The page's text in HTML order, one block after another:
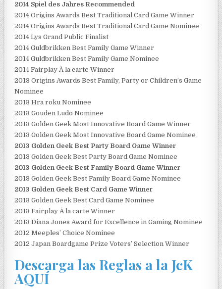
2014 Spiel des Jahres Recommended
2014 Origins Awards Best Traditional Card Game Winner
2014 Origins Awards Best Traditional Card Game Nominee
2014 Lys Grand Public Finalist
2014 Guldbrikken Best Family Game Winner
2014 Guldbrikken Best Family Game Nominee
2014 Fairplay À la carte Winner
2013 Origins Awards Best Family, Party or Children’s Game
Nominee
2013 Hra roku Nominee
2013 Gouden Ludo Nominee
2013 Golden Geek Most Innovative Board Game Winner
2013 Golden Geek Most Innovative Board Game Nominee
2013 Golden Geek Best Party Board Game Winner
2013 Golden Geek Best Party Board Game Nominee
2013 Golden Geek Best Family Board Game Winner
2013 Golden Geek Best Family Board Game Nominee
2013 Golden Geek Best Card Game Winner
2013 Golden Geek Best Card Game Nominee
2013 Fairplay À la carte Winner
2013 Diana Jones Award for Excellence in Gaming Nominee
2012 Meeples’ Choice Nominee
2012 Japan Boardgame Prize Voters’ Selection Winner
Descarga las Reglas a la JcK
AQUÍ